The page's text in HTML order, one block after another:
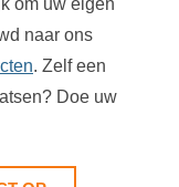
om uw eigen
naar ons
. Zelf een
Doe uw